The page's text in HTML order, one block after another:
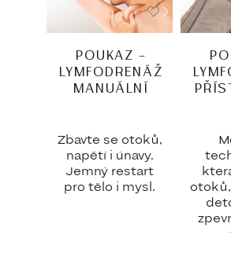
POUKAZ –
LYMFODRENÁŽ
MANUÁLNÍ
Zbavte se otoků,
napětí i únavy.
Jemný restart
pro tělo i mysl.